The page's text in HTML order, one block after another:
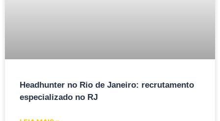
Headhunter no Rio de Janeiro: recrutamento
especializado no RJ